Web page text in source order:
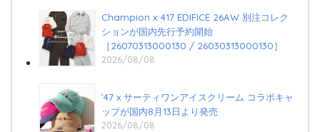
Champion x 417 EDIFICE 26AW 別注コレク
ションが国内先行予約開始
［26070313000130 / 26030313000130］
2026/08/08
’47 x サーティワンアイスクリーム コラボキャ
ップが国内8月13日より発売
2026/08/08